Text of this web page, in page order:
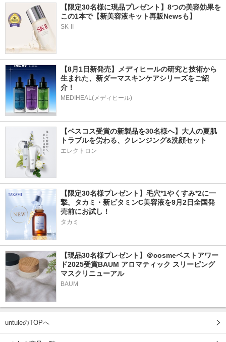
【限定30名様に現品プレゼント】8つの美容効果を
この1本で【新美容液キット再販Newsも】
SK-II
【8月1日新発売】メディヒールの研究と技術から
生まれた、新ダーマスキンケアシリーズをご紹
介！
MEDIHEAL(メディヒール)
【ベスコス受賞の新製品を30名様へ】大人の夏肌
トラブルを労わる、クレンジング&洗顔セット
エレクトロン
【限定30名様プレゼント】毛穴*1やくすみ*2に一
撃。タカミ・新ビタミンC美容液を9月2日全国発
売前にお試し！
タカミ
【現品30名様プレゼント】＠cosmeベストアワー
ド2025受賞BAUM アロマティック スリーピング
マスクリニューアル
BAUM
untuleのTOPへ